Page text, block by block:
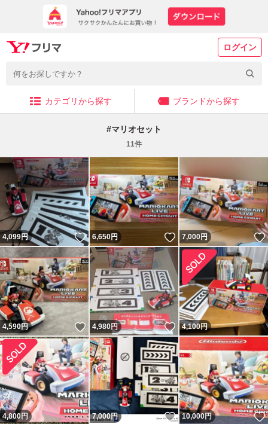
ログイン
カテゴリから探す ブランドから探す
#マリオセット
11件
4,099円 いいね！
6,650円 いいね！
7,000円
4,590円 いいね！
4,980円 いいね！
4,100円
4,800円 7,000円 いいね！
10,000円